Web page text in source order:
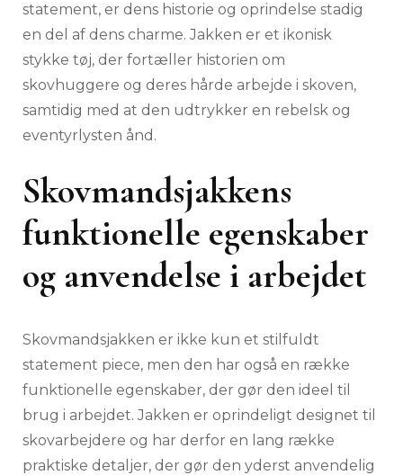
statement, er dens historie og oprindelse stadig
en del af dens charme. Jakken er et ikonisk
stykke tøj, der fortæller historien om
skovhuggere og deres hårde arbejde i skoven,
samtidig med at den udtrykker en rebelsk og
eventyrlysten ånd.
Skovmandsjakkens
funktionelle egenskaber
og anvendelse i arbejdet
Skovmandsjakken er ikke kun et stilfuldt
statement piece, men den har også en række
funktionelle egenskaber, der gør den ideel til
brug i arbejdet. Jakken er oprindeligt designet til
skovarbejdere og har derfor en lang række
praktiske detaljer, der gør den yderst anvendelig